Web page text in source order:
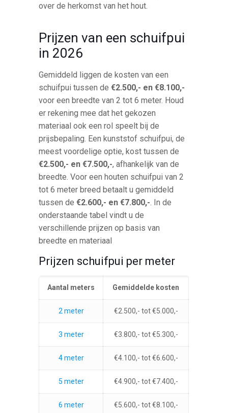
over de herkomst van het hout.
Prijzen van een schuifpui
in 2026
Gemiddeld liggen de kosten van een
schuifpui tussen de€2.500,- en €8.100,-
voor een breedte van 2 tot 6 meter. Houd
er rekening mee dat het gekozen
materiaal ook een rol speelt bij de
prijsbepaling. Een kunststof schuifpui, de
meest voordelige optie, kost tussen de
€2.500,- en €7.500,-, afhankelijk van de
breedte. Voor een houten schuifpui van 2
tot 6 meter breed betaalt u gemiddeld
tussen de€2.600,- en €7.800,- . In de
onderstaande tabel vindt u de
verschillende prijzen op basis van
breedte en materiaal
Prijzen schuifpui per meter
Aantal meters Gemiddelde kosten
2 meter €2.500,- tot €5.000,-
3 meter €3.800,- tot €5.300,-
4 meter €4.100,- tot €6.600,-
5 meter €4.900,- tot €7.400,-
6 meter €5.600,- tot €8.100,-